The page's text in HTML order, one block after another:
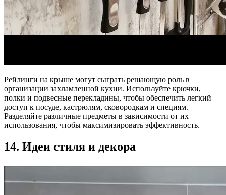
Рейлинги на крыше могут сыграть решающую роль в
организации захламленной кухни. Используйте крючки,
полки и подвесные перекладины, чтобы обеспечить легкий
доступ к посуде, кастрюлям, сковородкам и специям.
Разделяйте различные предметы в зависимости от их
использования, чтобы максимизировать эффективность.
14. Идеи стиля и декора